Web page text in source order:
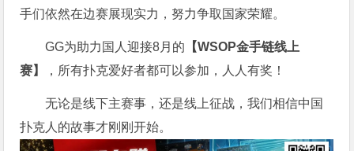
手们依然在边赛展现实力，努力争取国家荣耀。
GG为助力国人迎接8月的 【WSOP金手链线上
赛】
， 所有扑克爱好者都可以参加，人人有奖！
无论是线下主赛事，还是线上征战，我们相信中国
扑克人的故事才刚刚开始。